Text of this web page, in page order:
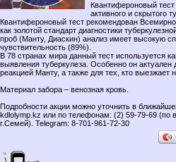
Квантифероновый тест
активного и скрытого
Квантифероновый тест рекомендован
как золотой стандарт диагностики
проб (Манту, Диаскин) анализ имеет высокую
чувствительность (89%).
В 78 странах мира данный тест используется
выявления туберкулеза. Особенно он актуален
реакцией Манту, а также для тех, кто выезжает
Материал забора – венозная кровь.
Подробности акции можно уточнить в
kdlolymp.kz или по телефонам: (2) 59-79-69 (по
г.Семей). Telegram: 8-701-961-72-30